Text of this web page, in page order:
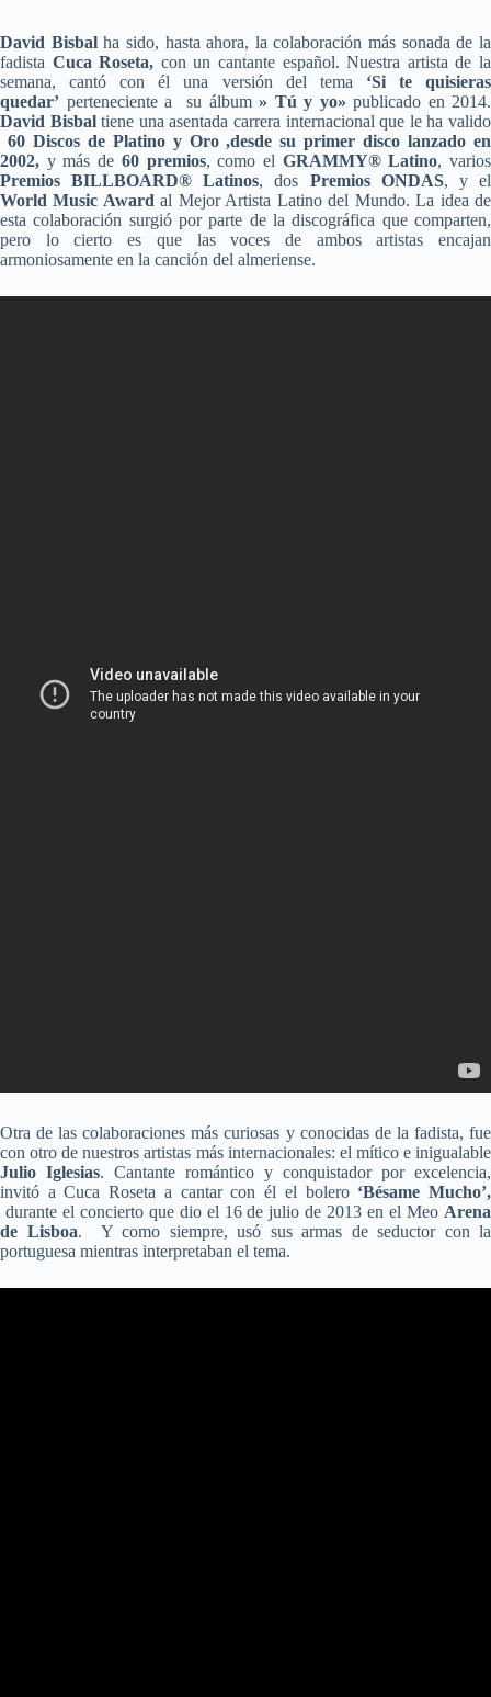
David Bisbalha sido, hasta ahora, la colaboración más sonada de la
fadista Cuca Roseta, con un cantante español. Nuestra artista de la
semana, cantó con él una versión del tema ‘Si te quisieras
quedar’ perteneciente a su álbum » Tú y yo» publicado en 2014.
David Bisbaltiene una asentada carrera internacional que le ha valido
60 Discos de Platino y Oro ,desde su primer disco lanzado en
2002, y más de 60 premios, como el GRAMMY® Latino, varios
Premios BILLBOARD® Latinos, dos Premios ONDAS, y el
World Music Award al Mejor Artista Latino del Mundo. La idea de
esta colaboración surgió por parte de la discográfica que comparten,
pero lo cierto es que las voces de ambos artistas encajan
armoniosamente en la canción del almeriense.
Otra de las colaboraciones más curiosas y conocidas de la fadista, fue
con otro de nuestros artistas más internacionales: el mítico e inigualable
Julio Iglesias. Cantante romántico y conquistador por excelencia,
invitó a Cuca Roseta a cantar con él el bolero ‘Bésame Mucho’,
durante el concierto que dio el 16 de julio de 2013 en el Meo Arena
de Lisboa. Y como siempre, usó sus armas de seductor con la
portuguesa mientras interpretaban el tema.